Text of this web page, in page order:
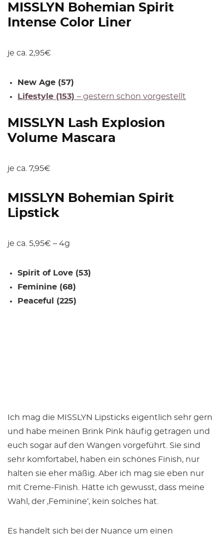
MISSLYN Bohemian Spirit
Intense Color Liner
je ca. 2,95€
New Age (57)
Lifestyle (153) – gestern schon vorgestellt
MISSLYN Lash Explosion
Volume Mascara
je ca. 7,95€
MISSLYN Bohemian Spirit
Lipstick
je ca. 5,95€ – 4g
Spirit of Love (53)
Feminine (68)
Peaceful (225)
Ich mag die MISSLYN Lipsticks eigentlich sehr gern
und habe meinen Brink Pink häufig getragen und
euch sogar auf den Wangen vorgeführt. Sie sind
sehr komfortabel, haben ein schönes Finish, nur
halten sie eher mäßig. Aber ich mag sie eben nur
mit Creme-Finish. Hätte ich gewusst, dass meine
Wahl, der ‚Feminine‘, kein solches hat.
Es handelt sich bei der Nuance um einen